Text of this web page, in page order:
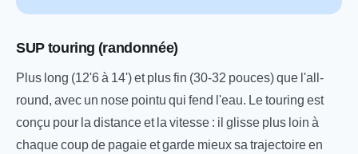
SUP touring (randonnée)
Plus long (12'6 à 14') et plus fin (30-32 pouces) que l'all-
round, avec un nose pointu qui fend l'eau. Le touring est
conçu pour la distance et la vitesse : il glisse plus loin à
chaque coup de pagaie et garde mieux sa trajectoire en